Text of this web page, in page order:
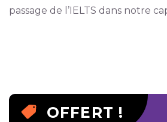
passage de l’IELTS dans notre
OFFERT !